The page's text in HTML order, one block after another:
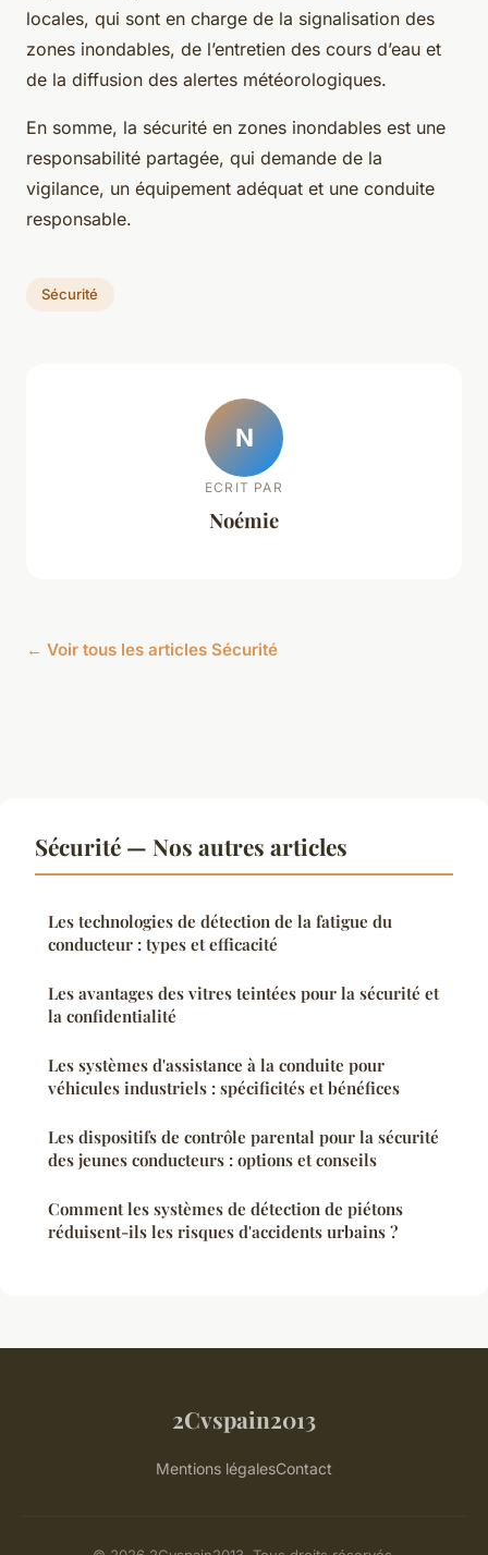
locales, qui sont en charge de la signalisation des
zones inondables, de l’entretien des cours d’eau et
de la diffusion des alertes météorologiques.
En somme, la sécurité en zones inondables est une
responsabilité partagée, qui demande de la
vigilance, un équipement adéquat et une conduite
responsable.
Sécurité
N
ECRIT PAR
Noémie
← Voir tous les articles Sécurité
Sécurité — Nos autres articles
Les technologies de détection de la fatigue du
conducteur : types et efficacité
Les avantages des vitres teintées pour la sécurité et
la confidentialité
Les systèmes d'assistance à la conduite pour
véhicules industriels : spécificités et bénéfices
Les dispositifs de contrôle parental pour la sécurité
des jeunes conducteurs : options et conseils
Comment les systèmes de détection de piétons
réduisent-ils les risques d'accidents urbains ?
2Cvspain2013
Mentions légalesContact